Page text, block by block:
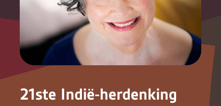
21ste Indië-herdenking